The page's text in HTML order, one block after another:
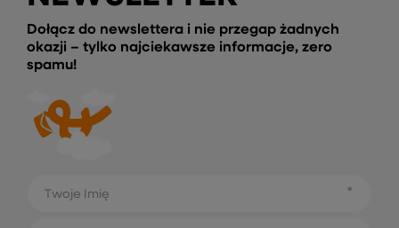
Dołącz do newslettera i nie przegap żadnych
okazji – tylko najciekawsze informacje, zero
spamu!
Twoje Imię